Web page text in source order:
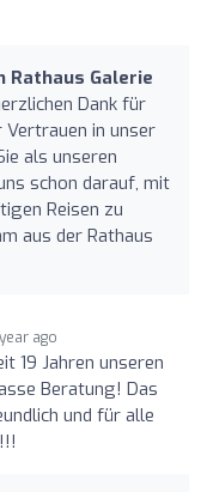
Rathaus Galerie
Dank für
Vertrauen in unser
als unseren
schon darauf, mit
Reisen zu
aus der Rathaus
ago
19 Jahren unseren
Beratung! Das
und für alle